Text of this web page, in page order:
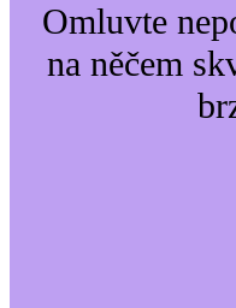
Omluvte
na něčem